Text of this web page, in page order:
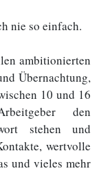
nie so einfach.
ambitionierten
Übernachtung,
10 und 16
den
stehen und
wertvolle
und vieles mehr